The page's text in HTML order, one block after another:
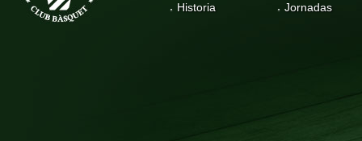
Historia
Jornadas